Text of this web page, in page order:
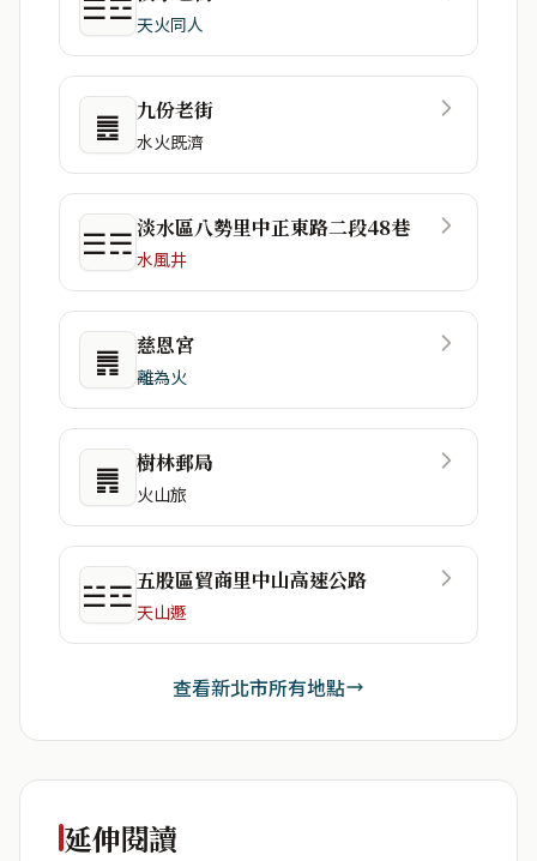
天火同人
䷌ 九份老街
水火既濟
☰☴淡水區八勢里中正東路二段48巷
水風井
䷠ 慈恩宮
離為火
䷠ 樹林郵局
火山旅
☱☲ 五股區貿商里中山高速公路
天山遯
查看新北市所有地點
延伸閱讀